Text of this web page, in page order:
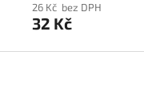
26 Kč bez DPH
32 Kč